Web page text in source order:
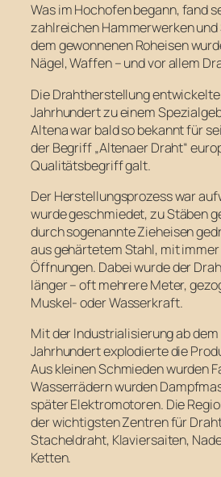
Was im Hochofen begann, fand
zahlreichen Hammerwerken und
dem gewonnenen Roheisen
Nägel, Waffen – und vor allem
Die Drahtherstellung entwickelte
Jahrhundert zu einem
Altena war bald so bekannt für
der Begriff „Altenaer Draht“
Qualitätsbegriff galt.
Der Herstellungsprozess war
wurde geschmiedet, zu Stäben
durch sogenannte Zieheisen
aus gehärtetem Stahl, mit
Öffnungen. Dabei wurde der
länger – oft mehrere Meter,
Muskel- oder Wasserkraft.
Mit der Industrialisierung ab dem
Jahrhundert explodierte die
Aus kleinen Schmieden wurden
Wasserrädern wurden
später Elektromotoren. Die
der wichtigsten Zentren für
Stacheldraht, Klaviersaiten,
Ketten.